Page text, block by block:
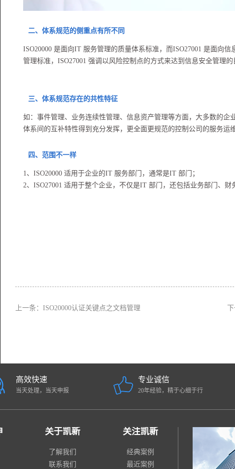
二、体系规范的侧重点有所不同
ISO20000 是面向IT 服务管理的质量体系标准，而ISO27001 是面向
管理标准，ISO27001 强调以风险控制点的方式来达到信息安全管理的
三、体系规范存在的共性特征
如：事件管理、业务连续性管理、信息资产管理等方面，大多数的企
体系间的互补特性得到充分发挥，更全面更规范的控制公司的服务运
四、范围不一样
1、ISO20000 适用于企业的IT 服务部门，通常是IT 部门；
2、ISO27001 适用于整个企业，不仅是IT 部门，还包括业务部门、财
上一条： ISO20000认证关键点之文档管理
高效快速
当天处理，当天申报
专业诚信
20年经验，精于心细于行
关于凯新
了解我们
联系我们
关注凯新
经典案例
最近案例